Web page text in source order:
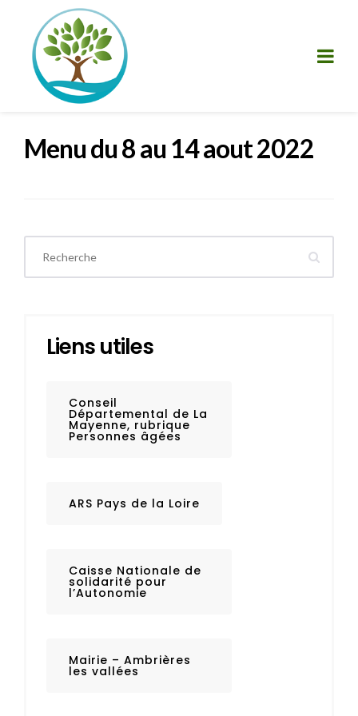
Menu du 8 au 14 aout 2022
Liens utiles
Conseil
Départemental de La
Mayenne, rubrique
Personnes âgées
ARS Pays de la Loire
Caisse Nationale de
solidarité pour
l’Autonomie
Mairie – Ambrières
les vallées